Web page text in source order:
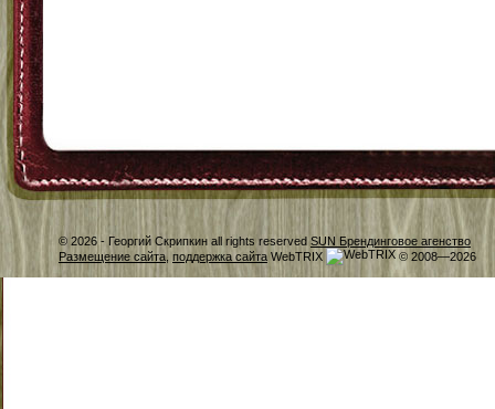
© 2026 - Георгий Скрипкин all rights reserved SUN Брендинговое агенство
Размещение сайта, поддержка сайта WebTRIX © 2008—2026